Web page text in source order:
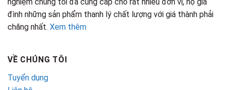
nghiệm chúng tôi đã cung cấp cho rất nhiều đơn vị, hộ gia
đình những sản phẩm thanh lý chất lượng với giá thành phải
chăng nhất. Xem thêm
VỀ CHÚNG TÔI
Tuyển dụng